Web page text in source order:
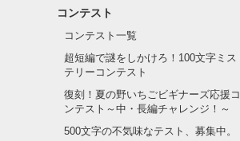
コンテスト
コンテスト一覧
超短編で謎をしかけろ！100文字ミス
テリーコンテスト
復刻！夏の野いちごビギナーズ応援コ
ンテスト～中・長編チャレンジ！～
500文字の不気味なテスト、募集中。